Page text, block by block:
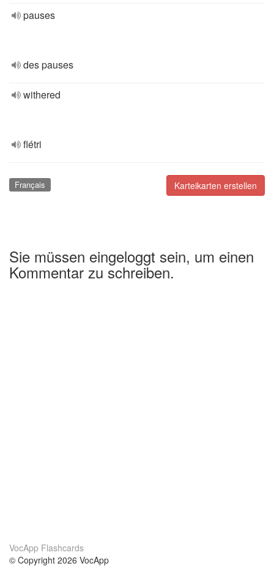
pauses
des pauses
withered
flétri
Karteikarten erstellen
Français
Sie müssen eingeloggt sein, um einen
Kommentar zu schreiben.
VocApp Flashcards
© Copyright 2026 VocApp